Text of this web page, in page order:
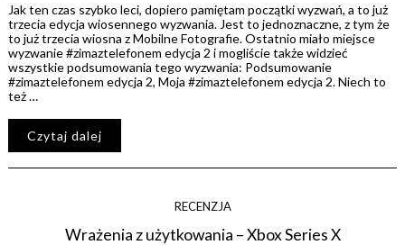
Jak ten czas szybko leci, dopiero pamiętam początki wyzwań, a to już
trzecia edycja wiosennego wyzwania. Jest to jednoznaczne, z tym że
to już trzecia wiosna z Mobilne Fotografie. Ostatnio miało miejsce
wyzwanie #zimaztelefonem edycja 2 i mogliście także widzieć
wszystkie podsumowania tego wyzwania: Podsumowanie
#zimaztelefonem edycja 2, Moja #zimaztelefonem edycja 2. Niech to
też …
Czytaj dalej
RECENZJA
Wrażenia z użytkowania – Xbox Series X